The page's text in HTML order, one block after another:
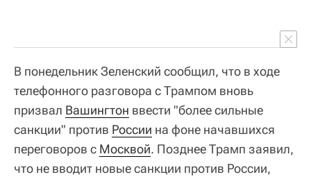
В понедельник Зеленский сообщил, что в ходе
телефонного разговора с Трампом вновь
призвал Вашингтон ввести "более сильные
санкции" против России на фоне начавшихся
переговоров с Москвой. Позднее Трамп заявил,
что не вводит новые санкции против России,